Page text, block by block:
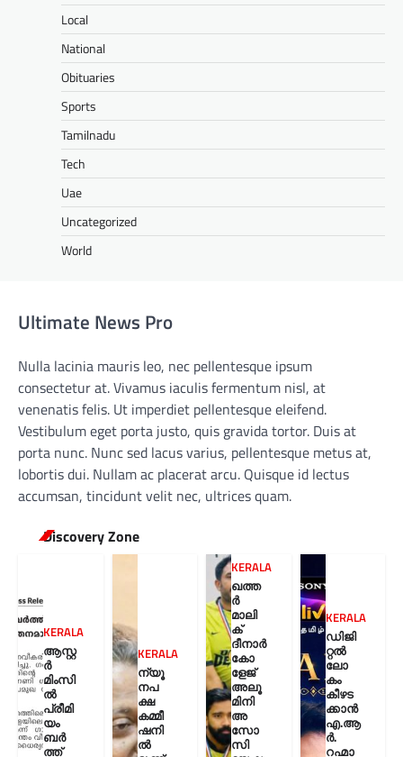
Local
National
Obituaries
Sports
Tamilnadu
Tech
Uae
Uncategorized
World
Ultimate News Pro
Nulla lacinia mauris leo, nec pellentesque ipsum
consectetur at. Vivamus iaculis fermentum nisl, at
venenatis felis. Ut imperdiet pellentesque eleifend.
Vestibulum eget porta justo, quis gravida tortor. Duis at
porta nunc. Nunc sed lacus varius, pellentesque metus at,
lobortis dui. Nullam ac placerat arcu. Quisque id lectus
accumsan, tincidunt velit nec, ultrices quam.
Discovery Zone
KERALA
ആസ്റ്റ
ർ
മിംസി
ൽ
പ്രീമി
യം
ബർ
ത്ത്
KERALA
ന്യൂ
നപ
ക്ഷ
കമ്മീ
ഷനി
ൽ
KERALA
ഖത്ത
ർ
മാലി
ക്
ദീനാർ
കോ
ളേജ്
അലൂ
മിനി
അ
സോ
സി
KERALA
ഡിജി
റ്റൽ
ലോ
കം
കീഴട
ക്കാൻ
എ.ആ
ർ.
റഹ്മാ